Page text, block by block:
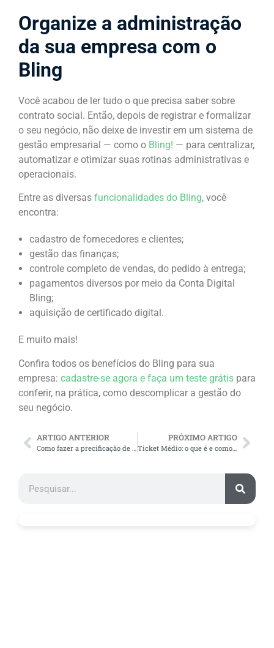
Organize a administração
da sua empresa com o
Bling
Você acabou de ler tudo o que precisa saber sobre
contrato social. Então, depois de registrar e formalizar
o seu negócio, não deixe de investir em um sistema de
gestão empresarial — como o Bling! — para centralizar,
automatizar e otimizar suas rotinas administrativas e
operacionais.
Entre as diversas funcionalidades do Bling, você
encontra:
cadastro de fornecedores e clientes;
gestão das finanças;
controle completo de vendas, do pedido à entrega;
pagamentos diversos por meio da Conta Digital
Bling;
aquisição de certificado digital.
E muito mais!
Confira todos os benefícios do Bling para sua
empresa: cadastre-se agora e faça um teste grátis para
conferir, na prática, como descomplicar a gestão do
seu negócio.
ARTIGO ANTERIOR
Como fazer a precificação de produtos e ter lucro nas vendas?
PRÓXIMO ARTIGO
Ticket Médio: o que é e como impacta seus lucros